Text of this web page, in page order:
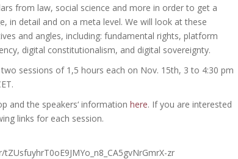
from law, social science and more in order to get a
in detail and on a meta level. We will look at these
and angles, including: fundamental rights, platform
digital constitutionalism, and digital sovereignty.
sessions of 1,5 hours each on Nov. 15th, 3 to 4:30 pm
and the speakers‘ information here. If you are interested
links for each session.
zr